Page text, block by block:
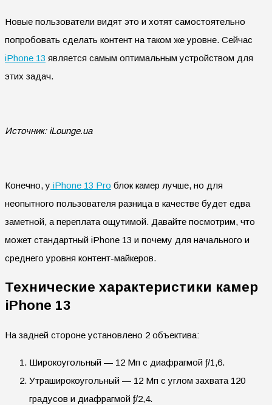
Новые пользователи видят это и хотят самостоятельно
попробовать сделать контент на таком же уровне. Сейчас
iPhone 13 является самым оптимальным устройством для
этих задач.
Источник: iLounge.ua
Конечно, у iPhone 13 Pro блок камер лучше, но для
неопытного пользователя разница в качестве будет едва
заметной, а переплата ощутимой. Давайте посмотрим, что
может стандартный iPhone 13 и почему для начального и
среднего уровня контент-майкеров.
Технические характеристики камер
iPhone 13
На задней стороне установлено 2 объектива:
Широкоугольный — 12 Мп с диафрагмой ƒ/1,6.
Утраширокоугольный — 12 Мп с углом захвата 120
градусов и диафрагмой ƒ/2,4.